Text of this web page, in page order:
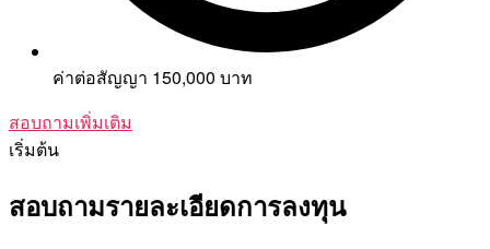
ค่าต่อสัญญา 150,000 บาท
สอบถามเพิ่มเติม
เริ่มต้น
สอบถามรายละเอียดการลงทุน